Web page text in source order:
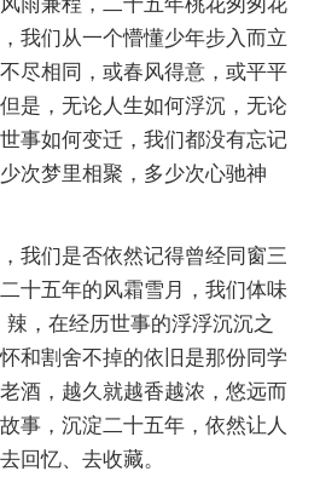
我们从一个懵懂少年步入而立
尽相同，或春风得意，或平平
是，无论人生如何浮沉，无论
事如何变迁，我们都没有忘记
次梦里相聚，多少次心驰神
们是否依然记得曾经同窗三
十五年的风霜雪月，我们体味
，在经历世事的浮浮沉沉之
和割舍不掉的依旧是那份同学
酒，越久就越香越浓，悠远而
事，沉淀二十五年，依然让人
回忆、去收藏。